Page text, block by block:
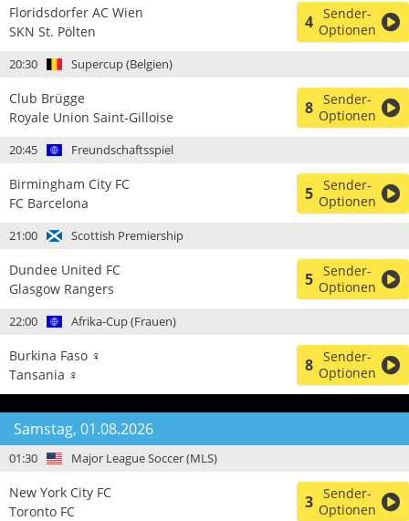
Floridsdorfer AC Wien
SKN St. Pölten
4 Sender-
Optionen
20:30 Supercup (Belgien)
Club Brügge
Royale Union Saint-Gilloise
8 Sender-
Optionen
20:45 Freundschaftsspiel
Birmingham City FC
FC Barcelona
5 Sender-
Optionen
21:00 Scottish Premiership
Dundee United FC
Glasgow Rangers
5 Sender-
Optionen
22:00 Afrika-Cup (Frauen)
Burkina Faso ♀
Tansania ♀
8 Sender-
Optionen
Samstag, 01.08.2026
01:30 Major League Soccer (MLS)
New York City FC
Toronto FC
3 Sender-
Optionen